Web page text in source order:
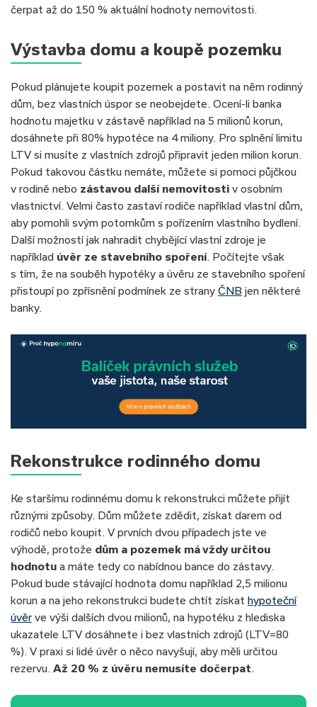
čerpat až do 150 % aktuální hodnoty nemovitosti.
Výstavba domu a koupě pozemku
Pokud plánujete koupit pozemek a postavit na něm rodinný
dům, bez vlastních úspor se neobejdete. Ocení-li banka
hodnotu majetku v zástavě například na 5 milionů korun,
dosáhnete při 80% hypotéce na 4 miliony. Pro splnění limitu
LTV si musíte z vlastních zdrojů připravit jeden milion korun.
Pokud takovou částku nemáte, můžete si pomoci půjčkou
v rodině nebo zástavou další nemovitosti v osobním
vlastnictví. Velmi často zastaví rodiče například vlastní dům,
aby pomohli svým potomkům s pořízením vlastního bydlení.
Další možností jak nahradit chybějící vlastní zdroje je
například úvěr ze stavebního spoření. Počítejte však
s tím, že na souběh hypotéky a úvěru ze stavebního spoření
přistoupí po zpřísnění podmínek ze strany ČNB jen některé
banky.
Rekonstrukce rodinného domu
Ke staršímu rodinnému domu k rekonstrukci můžete přijít
různými způsoby. Dům můžete zdědit, získat darem od
rodičů nebo koupit. V prvních dvou případech jste ve
výhodě, protože dům a pozemek má vždy určitou
hodnotu a máte tedy co nabídnou bance do zástavy.
Pokud bude stávající hodnota domu například 2,5 milionu
korun a na jeho rekonstrukci budete chtít získat hypoteční
úvěr ve výši dalších dvou milionů, na hypotéku z hlediska
ukazatele LTV dosáhnete i bez vlastních zdrojů (LTV=80
%). V praxi si lidé úvěr o něco navyšují, aby měli určitou
rezervu. Až 20 % z úvěru nemusíte dočerpat.